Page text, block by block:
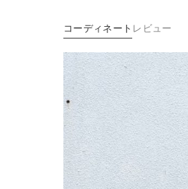
コーディネート レビュー